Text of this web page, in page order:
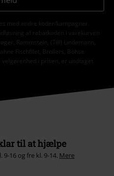
med andre koder/kampagner.
af rabatkoden i varekurven
Rammstein, (Till) Lindemann,
Fischfilet, Broilers, Böhse
velgørenhed i prisen, er undtaget
til at hjælpe
16 og fre kl. 9-14. Mere